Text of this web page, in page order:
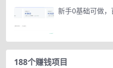
新手0基础可做，
188个赚钱项目